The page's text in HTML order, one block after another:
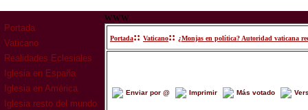
Portada
Vaticano
Realidades Eclesiales
Iglesia en España
Iglesia en América
Iglesia resto del mundo
www
Portada:: Vaticano:: ¿Monjas en política? Autoridad vaticana
Enviar por @ Imprimir Más votado